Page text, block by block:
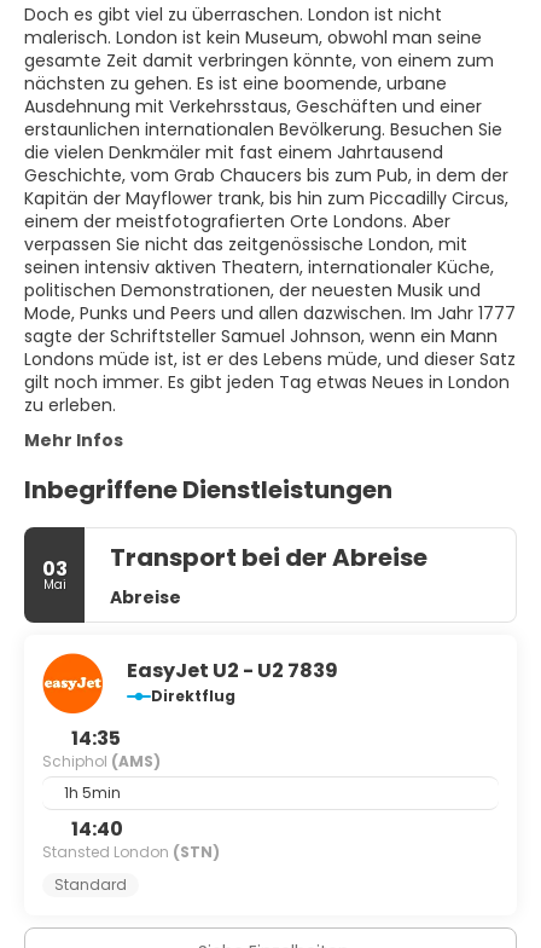
Doch es gibt viel zu überraschen. London ist nicht
malerisch. London ist kein Museum, obwohl man seine
gesamte Zeit damit verbringen könnte, von einem zum
nächsten zu gehen. Es ist eine boomende, urbane
Ausdehnung mit Verkehrsstaus, Geschäften und einer
erstaunlichen internationalen Bevölkerung. Besuchen Sie
die vielen Denkmäler mit fast einem Jahrtausend
Geschichte, vom Grab Chaucers bis zum Pub, in dem der
Kapitän der Mayflower trank, bis hin zum Piccadilly Circus,
einem der meistfotografierten Orte Londons. Aber
verpassen Sie nicht das zeitgenössische London, mit
seinen intensiv aktiven Theatern, internationaler Küche,
politischen Demonstrationen, der neuesten Musik und
Mode, Punks und Peers und allen dazwischen. Im Jahr 1777
sagte der Schriftsteller Samuel Johnson, wenn ein Mann
Londons müde ist, ist er des Lebens müde, und dieser Satz
gilt noch immer. Es gibt jeden Tag etwas Neues in London
zu erleben.
Mehr Infos
Inbegriffene Dienstleistungen
03
Mai
Transport bei der Abreise
Abreise
EasyJet U2 - U2 7839
Direktflug
14:35
Schiphol (AMS)
1h 5min
14:40
Stansted London (STN)
Standard